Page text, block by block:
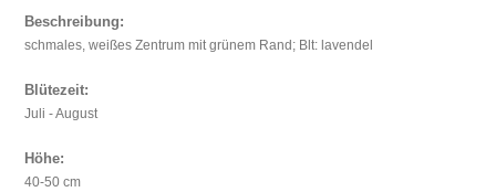
Beschreibung:
schmales, weißes Zentrum mit grünem Rand; Blt: lavendel
Blütezeit:
Juli - August
Höhe:
40-50 cm